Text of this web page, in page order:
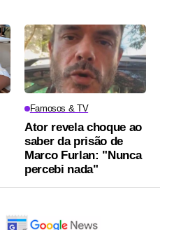
Famosos & TV
Ator revela choque ao
saber da prisão de
Marco Furlan: "Nunca
percebi nada"